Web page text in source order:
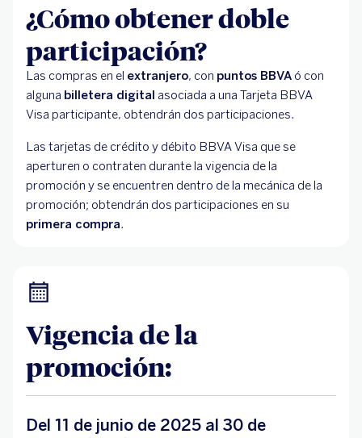
¿Cómo obtener doble
participación?
Las compras en el extranjero, con puntos BBVA ó con
alguna billetera digital asociada a una Tarjeta BBVA
Visa participante, obtendrán dos participaciones.
Las tarjetas de crédito y débito BBVA Visa que se
aperturen o contraten durante la vigencia de la
promoción y se encuentren dentro de la mecánica de la
promoción; obtendrán dos participaciones en su
primera compra.
Vigencia de la
promoción:
Del 11 de junio de 2025 al 30 de